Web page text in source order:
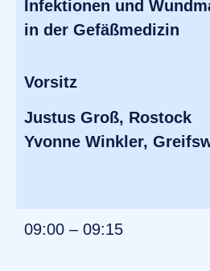
Infektionen und
in der Gefäßmedizin
Vorsitz
Justus Groß, Rostock
Yvonne Winkler,
09:00 – 09:15